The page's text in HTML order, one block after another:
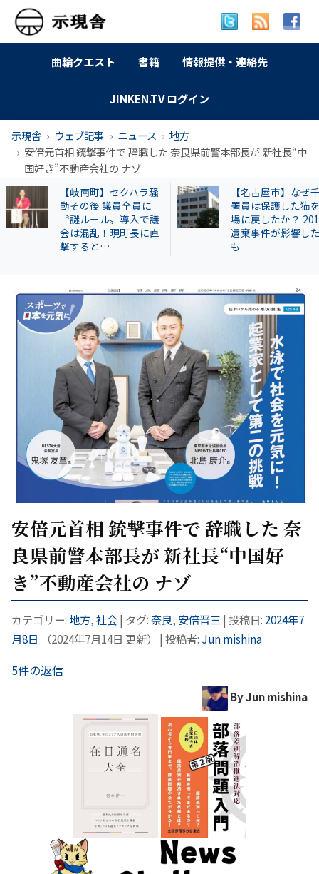
曲輪クエスト 書籍 情報提供・連絡先
JINKEN.TV ログイン
示現舎 ウェブ記事 ニュース
地方
安倍元首相 銃撃事件で 辞職した 奈良県前警本部長が 新社長“中
国好き”不動産会社の ナゾ
【名古屋市】なぜ千種
署員は保護した猫を現
場に戻したか？ 2013年
遺棄事件が影響したと
も
【和歌山自民】世
成氏が復党で 保守
の和歌山市長選に
響 ！世耕派・尾崎
県議が有力候補へ
安倍元首相 銃撃事件で 辞職した 奈
良県前警本部長が 新社長“中国好
き”不動産会社の ナゾ
カテゴリー: 地方,社会| タグ:奈良, 安倍晋三 | 投稿日: 2024年7
月8日
（2024年7月14日 更新） | 投稿者: Jun mishina
5件の返信
By Jun mishina